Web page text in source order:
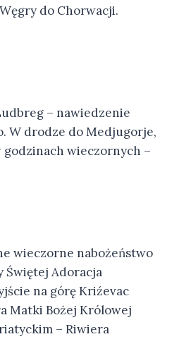
do Chorwacji.
– nawiedzenie
W drodze do Medjugorje,
wieczornych –
wieczorne nabożeństwo
Świętej Adoracja
na górę Kriźevac
Matki Bożej Królowej
– Riwiera